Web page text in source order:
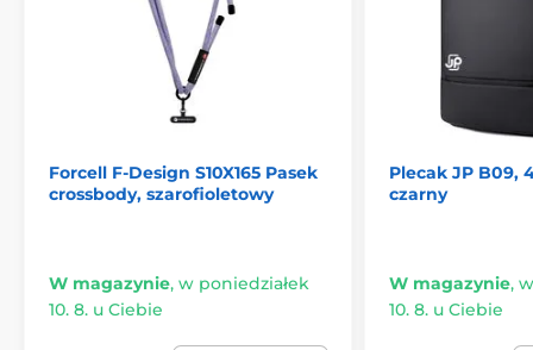
Forcell F-Design S10X165 Pasek
crossbody, szarofioletowy
W magazynie, w poniedziałek
10. 8. u Ciebie
Plecak JP B09,
czarny
W magazynie,
10. 8. u Ciebie